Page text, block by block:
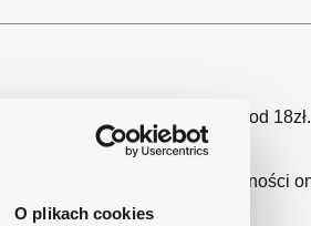
O plikach cookies
1-2 dni, koszt dostawy już od 18zł.
- największy operator płatności